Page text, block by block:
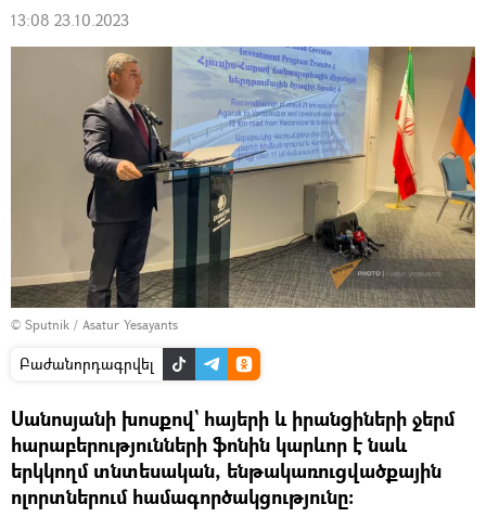
13:08 23.10.2023
© Sputnik / Asatur Yesayants
Բաժանորդագրվել
Սանոսյանի խոսքով` հայերի և իրանցիների ջերմ
հարաբերությունների ֆոնին կարևոր է նաև
երկկողմ տնտեսական, ենթակառուցվածքային
ոլորտներում համագործակցությունը։